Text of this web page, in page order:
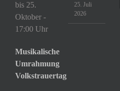
bis 25.
Oktober -
17:00 Uhr
Musikalische
Umrahmung
Volkstrauertag
25. Juli
2026